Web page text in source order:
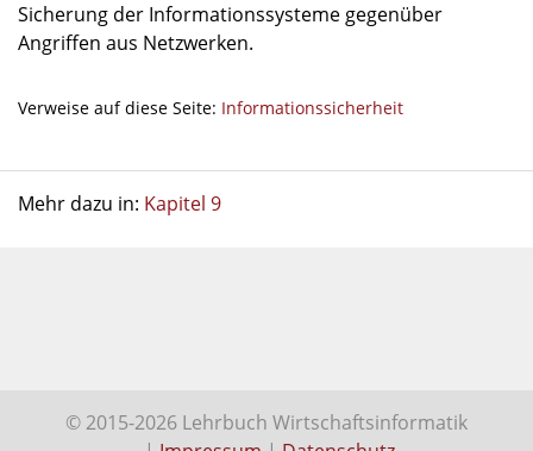
Sicherung der Informationssysteme gegenüber
Angriffen aus Netzwerken.
Verweise auf diese Seite: Informationssicherheit
Mehr dazu in: Kapitel 9
© 2015-2026 Lehrbuch Wirtschaftsinformatik